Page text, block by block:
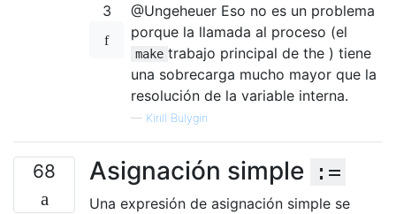
3
@Ungeheuer Eso no es un problema
porque la llamada al proceso (el
make trabajo principal de the ) tiene
una sobrecarga mucho mayor que la
resolución de la variable interna.
— Kirill Bulygin
68 Asignación simple :=
Una expresión de asignación simple se